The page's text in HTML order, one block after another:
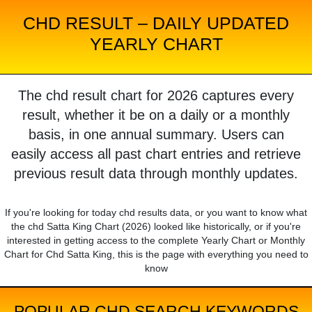
CHD RESULT – DAILY UPDATED
YEARLY CHART
The chd result chart for 2026 captures every
result, whether it be on a daily or a monthly
basis, in one annual summary. Users can
easily access all past chart entries and retrieve
previous result data through monthly updates.
If you're looking for today chd results data, or you want to know what
the chd Satta King Chart (2026) looked like historically, or if you're
interested in getting access to the complete Yearly Chart or Monthly
Chart for Chd Satta King, this is the page with everything you need to
know